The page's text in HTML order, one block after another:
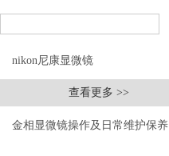
nikon尼康显微镜
查看更多 >>
金相显微镜操作及日常维护保养